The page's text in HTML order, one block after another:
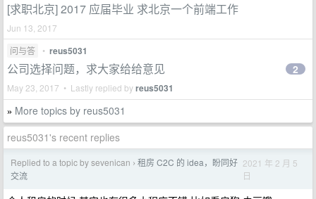
[求职北京] 2017 应届毕业 求北京一个前端工作
Jun 13, 2017
问与答
• reus5031
公司选择问题，求大家给给意见
May 23, 2017 • Lastly replied byreus5031
2
» More topics by reus5031
reus5031's recent replies
Replied to a topic by sevenican › 租房 C2C 的 idea，盼同好
交流
2021 年 2 月 5
日